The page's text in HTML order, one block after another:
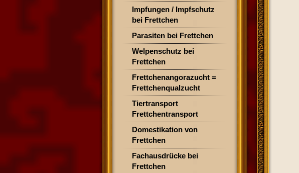
Impfungen / Impfschutz
bei Frettchen
Parasiten bei Frettchen
Welpenschutz bei
Frettchen
Frettchenangorazucht =
Frettchenqualzucht
Tiertransport
Frettchentransport
Domestikation von
Frettchen
Fachausdrücke bei
Frettchen